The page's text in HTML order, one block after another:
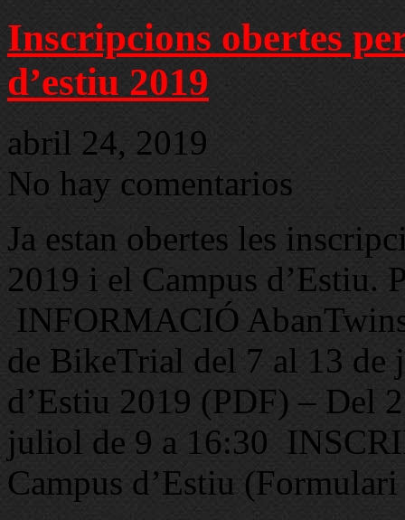
Inscripcions obertes
d’estiu 2019
abril 24, 2019
No hay comentarios
Ja estan obertes les
2019 i el Campus
INFORMACIÓ
de BikeTrial del 7 al 13
d’Estiu 2019 (PDF) – Del
juliol de 9 a 16:30
Campus d’Estiu